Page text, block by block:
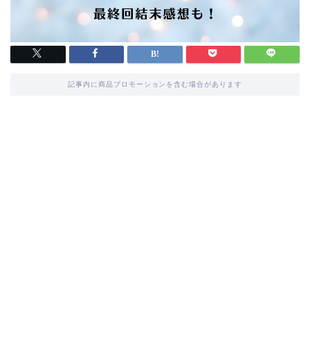
記事内に商品プロモーションを含む場合があります